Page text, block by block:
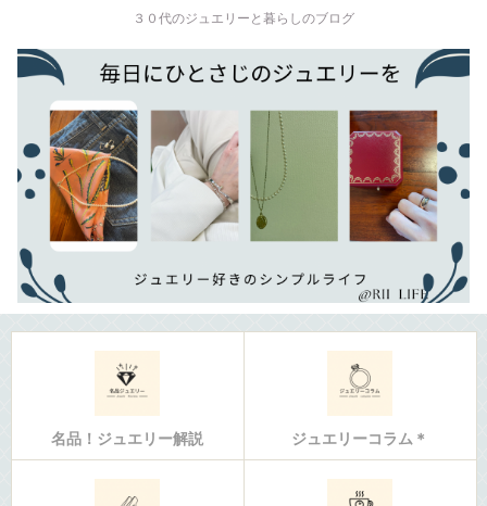
３０代のジュエリーと暮らしのブログ
名品！ジュエリー解説 ジュエリーコラム＊